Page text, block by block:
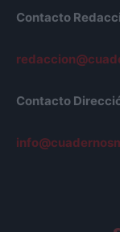
Contacto
Contacto